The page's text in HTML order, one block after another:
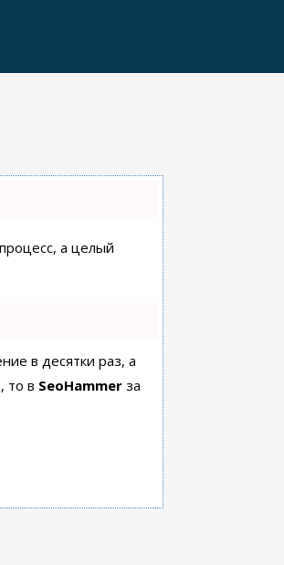
а целый
в десятки раз, а
то в SeoHammer за